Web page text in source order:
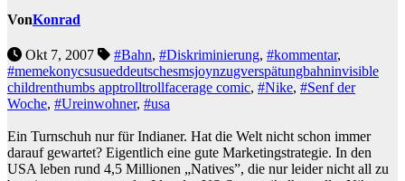
VonKonrad
Okt 7, 2007 #Bahn, #Diskriminierung, #kommentar,
#memekonycsusueddeutschesmsjoynzugverspätungbahninvisible
childrenthumbs apptrolltrollfacerage comic, #Nike, #Senf der
Woche, #Ureinwohner, #usa
Ein Turnschuh nur für Indianer. Hat die Welt nicht schon immer
darauf gewartet? Eigentlich eine gute Marketingstrategie. In den
USA leben rund 4,5 Millionen „Natives”, die nur leider nicht all zu